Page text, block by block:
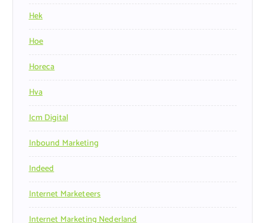
Hek
Hoe
Horeca
Hva
Icm Digital
Inbound Marketing
Indeed
Internet Marketeers
Internet Marketing Nederland